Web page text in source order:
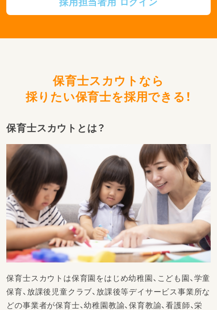
採用担当者用 ログイン
保育士スカウトなら
採りたい保育士を採用できる！
保育士スカウトとは？
保育士スカウトは保育園をはじめ幼稚園、こども園、学童
保育、放課後児童クラブ、放課後等デイサービス事業所な
どの事業者が保育士、幼稚園教諭、保育教諭、看護師、栄